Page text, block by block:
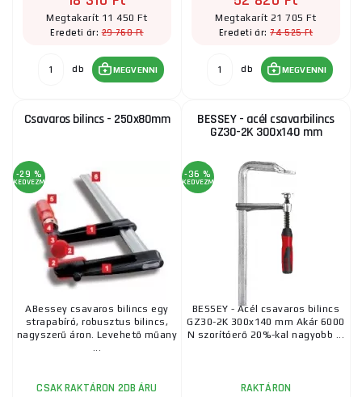
Megtakarít 11 450 Ft
Eredeti ár:29 760 Ft
db MEGVENNI
Megtakarít 21 705 Ft
Eredeti ár:74 525 Ft
db MEGVENNI
Csavaros bilincs - 250x80mm
-29 %
KEDVEZMÉNY
ABessey csavaros bilincs egy
strapabíró, robusztus bilincs,
nagyszerű áron. Levehető műany
...
CSAK RAKTÁRON 2DB ÁRU
BESSEY - acél csavarbilincs
GZ30-2K 300x140 mm
-36 %
KEDVEZMÉNY
BESSEY - Acél csavaros bilincs
GZ30-2K 300x140 mm Akár 6000
N szorítóerő 20%-kal nagyobb ...
RAKTÁRON